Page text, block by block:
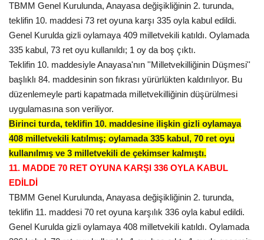
TBMM Genel Kurulunda, Anayasa değişikliğinin 2. turunda,
teklifin 10. maddesi 73 ret oyuna karşı 335 oyla kabul edildi.
Genel Kurulda gizli oylamaya 409 milletvekili katıldı. Oylamada
335 kabul, 73 ret oyu kullanıldı; 1 oy da boş çıktı.
Teklifin 10. maddesiyle Anayasa'nın ''Milletvekilliğinin Düşmesi''
başlıklı 84. maddesinin son fıkrası yürürlükten kaldırılıyor. Bu
düzenlemeyle parti kapatmada milletvekilliğinin düşürülmesi
uygulamasına son veriliyor.
Birinci turda, teklifin 10. maddesine ilişkin gizli oylamaya
408 milletvekili katılmış; oylamada 335 kabul, 70 ret oyu
kullanılmış ve 3 milletvekili de çekimser kalmıştı.
11. MADDE 70 RET OYUNA KARŞI 336 OYLA KABUL
EDİLDİ
TBMM Genel Kurulunda, Anayasa değişikliğinin 2. turunda,
teklifin 11. maddesi 70 ret oyuna karşılık 336 oyla kabul edildi.
Genel Kurulda gizli oylamaya 408 milletvekili katıldı. Oylamada